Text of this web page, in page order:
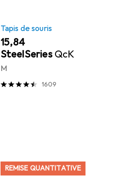
Tapis de souris
EUR
15,84
SteelSeries QcK
M
1609
REMISE QUANTITATIVE